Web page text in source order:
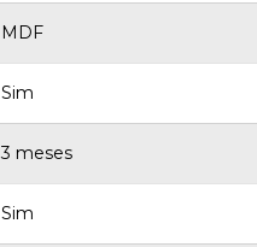
MDF
Sim
3 meses
Sim